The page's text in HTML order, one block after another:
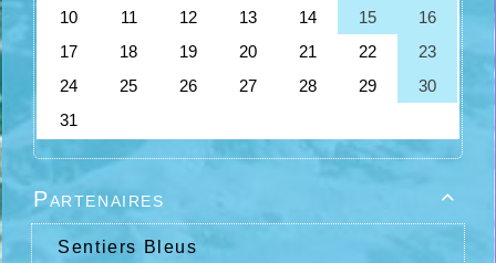

Partenaires
Sentiers Bleus